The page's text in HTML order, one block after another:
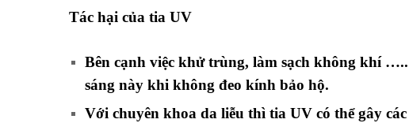
Tác hại của tia UV
Bên cạnh việc khử trùng, làm sạch không khí
sáng này khi không đeo kính bảo hộ.
Với chuyên khoa da liễu thì tia UV có thể gây